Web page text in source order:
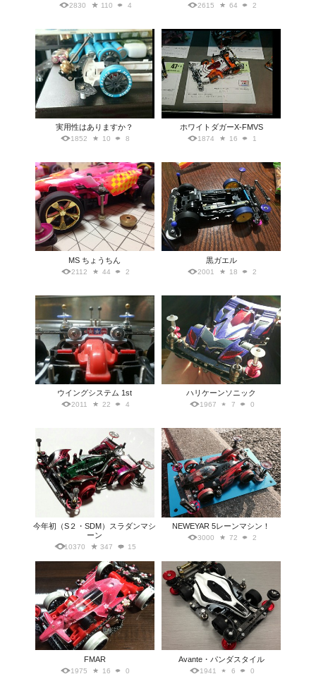
2830 110 4 2615 64 2
実用性はありますか？
1852 10 8
ホワイトダガーX-FMVS
1874 16 1
MS ちょうちん
2112 44 2
黒ガエル
2001 18 2
ウイングシステム 1st
2011 22 4
ハリケーンソニック
1967 7 0
今年初（S２・SDM）スラダンマシ
ーン
10370 347 15
NEWEYAR 5レーンマシン！
3000 72 2
FMAR
1975 16 0
Avante・パンダスタイル
1941 6 0